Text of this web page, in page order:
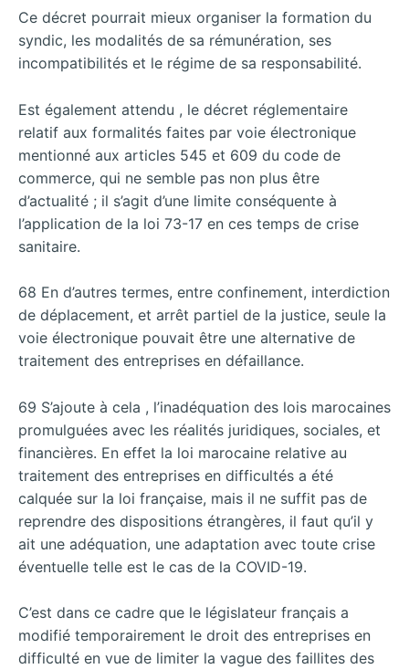
Ce décret pourrait mieux organiser la formation du
syndic, les modalités de sa rémunération, ses
incompatibilités et le régime de sa responsabilité.
Est également attendu , le décret réglementaire
relatif aux formalités faites par voie électronique
mentionné aux articles 545 et 609 du code de
commerce, qui ne semble pas non plus être
d’actualité ; il s’agit d’une limite conséquente à
l’application de la loi 73-17 en ces temps de crise
sanitaire.
68 En d’autres termes, entre confinement, interdiction
de déplacement, et arrêt partiel de la justice, seule la
voie électronique pouvait être une alternative de
traitement des entreprises en défaillance.
69 S’ajoute à cela , l’inadéquation des lois marocaines
promulguées avec les réalités juridiques, sociales, et
financières. En effet la loi marocaine relative au
traitement des entreprises en difficultés a été
calquée sur la loi française, mais il ne suffit pas de
reprendre des dispositions étrangères, il faut qu’il y
ait une adéquation, une adaptation avec toute crise
éventuelle telle est le cas de la COVID-19.
C’est dans ce cadre que le législateur français a
modifié temporairement le droit des entreprises en
difficulté en vue de limiter la vague des faillites des